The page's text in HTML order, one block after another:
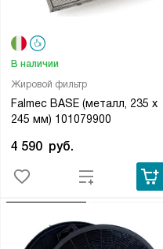
Жировой фильтр
Falmec BASE (металл, 235 х
245 мм) 101079900
В наличии
4 590 руб.